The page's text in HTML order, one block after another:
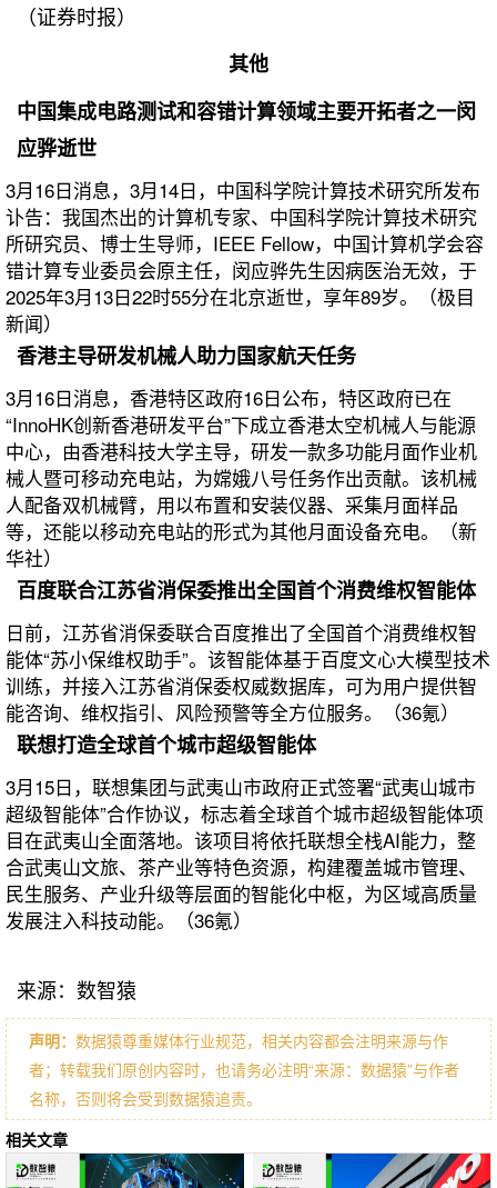
（证券时报）
其他
中国集成电路测试和容错计算领域主要开拓者之一闵
应骅逝世
3月16日消息，3月14日，中国科学院计算技术研究所发布
讣告：我国杰出的计算机专家、中国科学院计算技术研究
所研究员、博士生导师，IEEE Fellow，中国计算机学会容
错计算专业委员会原主任，闵应骅先生因病医治无效，于
2025年3月13日22时55分在北京逝世，享年89岁。（极目
新闻）
香港主导研发机械人助力国家航天任务
3月16日消息，香港特区政府16日公布，特区政府已在
“InnoHK创新香港研发平台”下成立香港太空机械人与能源
中心，由香港科技大学主导，研发一款多功能月面作业机
械人暨可移动充电站，为嫦娥八号任务作出贡献。该机械
人配备双机械臂，用以布置和安装仪器、采集月面样品
等，还能以移动充电站的形式为其他月面设备充电。（新
华社）
百度联合江苏省消保委推出全国首个消费维权智能体
日前，江苏省消保委联合百度推出了全国首个消费维权智
能体“苏小保维权助手”。该智能体基于百度文心大模型技术
训练，并接入江苏省消保委权威数据库，可为用户提供智
能咨询、维权指引、风险预警等全方位服务。（36氪）
联想打造全球首个城市超级智能体
3月15日，联想集团与武夷山市政府正式签署“武夷山城市
超级智能体”合作协议，标志着全球首个城市超级智能体项
目在武夷山全面落地。该项目将依托联想全栈AI能力，整
合武夷山文旅、茶产业等特色资源，构建覆盖城市管理、
民生服务、产业升级等层面的智能化中枢，为区域高质量
发展注入科技动能。（36氪）
来源：数智猿
声明： 数据猿尊重媒体行业规范，相关内容都会注明来源与作
者；转载我们原创内容时，也请务必注明“来源：数据猿”与作者
名称，否则将会受到数据猿追责。
相关文章